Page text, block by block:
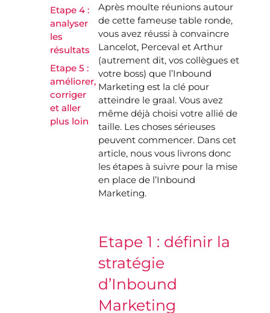
Etape 4 :
analyser
les
résultats
Etape 5 :
améliorer,
corriger
et aller
plus loin
Après moulte réunions autour
de cette fameuse table ronde,
vous avez réussi à convaincre
Lancelot, Perceval et Arthur
(autrement dit, vos collègues et
votre boss) que l’Inbound
Marketing est la clé pour
atteindre le graal. Vous avez
même déjà choisi votre allié de
taille. Les choses sérieuses
peuvent commencer. Dans cet
article, nous vous livrons donc
les étapes à suivre pour la mise
en place de l’Inbound
Marketing.
Etape 1 : définir la
stratégie
d’Inbound
Marketing